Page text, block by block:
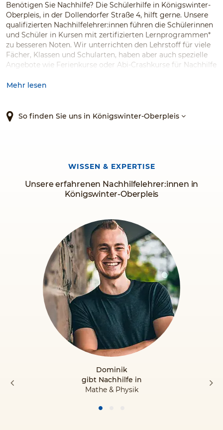
Benötigen Sie Nachhilfe? Die Schülerhilfe in Königswinter-
Oberpleis, in der Dollendorfer Straße 4, hilft gerne. Unsere
qualifizierten Nachhilfelehrer:innen führen die Schülerinnen
und Schüler in Kursen mit zertifizierten Lernprogrammen*
zu besseren Noten. Wir unterrichten den Lehrstoff für viele
Fächer, Klassen und Schularten, haben aber auch spezielle
Angebote wie Ferienkurse oder Abi-Crashkurse für Nachhilfe
Mehr lesen
So finden Sie uns in Königswinter-Oberpleis
Unsere erfahrenen Nachhilfelehrer:innen in
Königswinter-Oberpleis
WISSEN & EXPERTISE
Dominik
gibt Nachhilfe in
Mathe & Physik